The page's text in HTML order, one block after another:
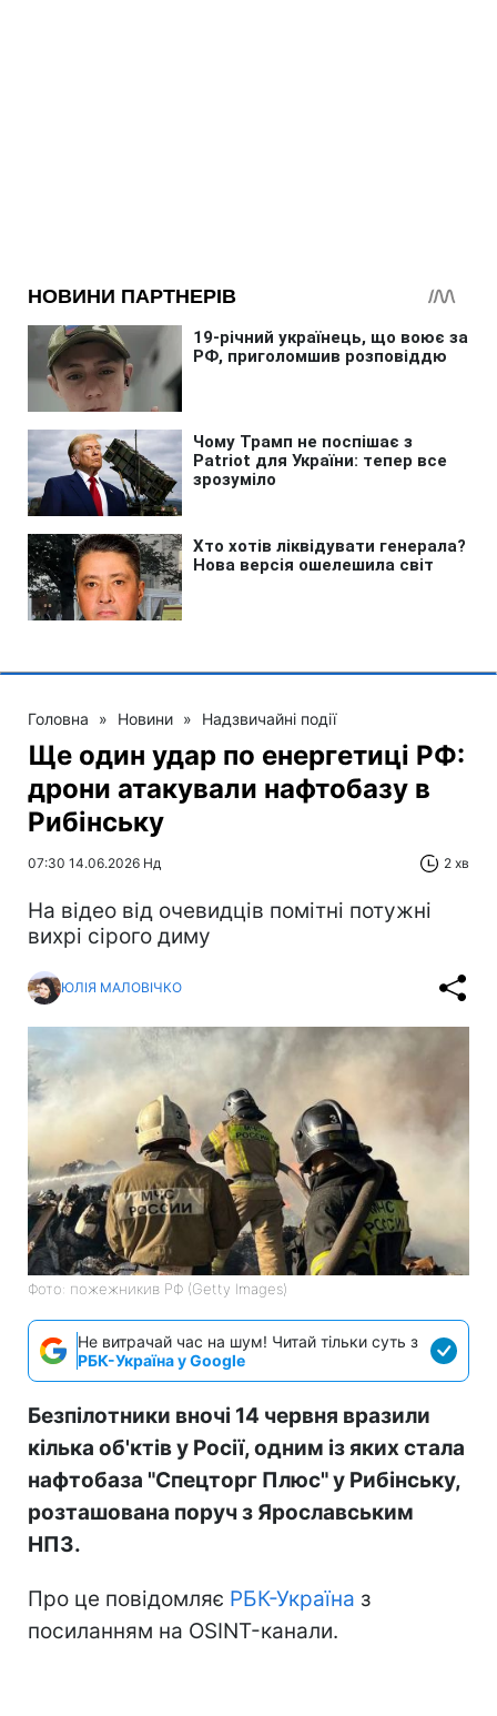
Головна » Новини » Надзвичайні події
Ще один удар по енергетиці РФ:
дрони атакували нафтобазу в
Рибінську
07:30 14.06.2026 Нд 2 хв
На відео від очевидців помітні потужні
вихрі сірого диму
ЮЛІЯ МАЛОВІЧКО
Фото: пожежникив РФ (Getty Images)
Не витрачай час на шум! Читай тільки суть з
РБК-Україна у Google
Безпілотники вночі 14 червня вразили
кілька об'ктів у Росії, одним із яких стала
нафтобаза "Спецторг Плюс" у Рибінську,
розташована поруч з Ярославським
НПЗ.
Про це повідомляє РБК-Україна з
посиланням на OSINT-канали.